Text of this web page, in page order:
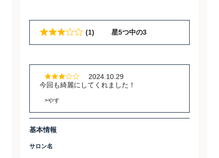
(1) 星5つ中の3
2024.10.29
今回も綺麗にしてくれました！
>やす
基本情報
サロン名